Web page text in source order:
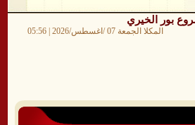
بور الخيري
المكلا الجمعة 07 /اغسطس/2026 | 05:56